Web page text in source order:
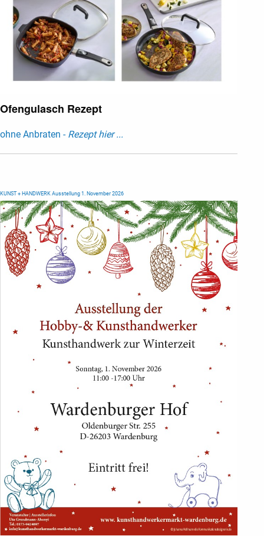
Ofengulasch Rezept
ohne Anbraten - Rezept hier ...
KUNST + HANDWERK Ausstellung 1. November 2026